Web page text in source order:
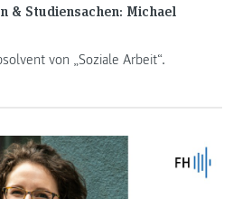
& Studiensachen: Michael
von „Soziale Arbeit“.